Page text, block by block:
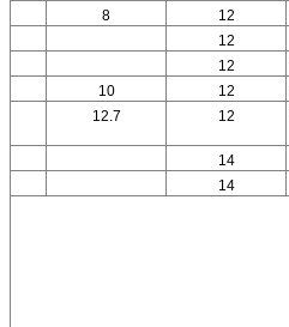
12
8
12
12
12
10
12
12.7
14
14